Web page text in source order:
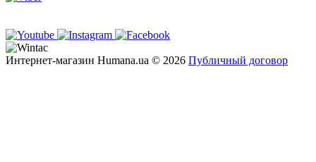
Интернет-магазин Humana.ua © 2026 Публичный договор